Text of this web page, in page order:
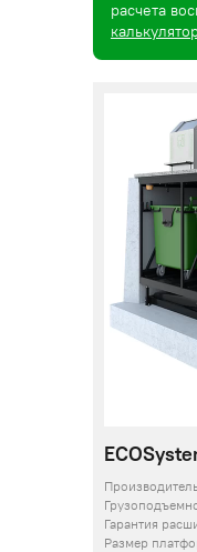
расчета
Гарантия
Размер